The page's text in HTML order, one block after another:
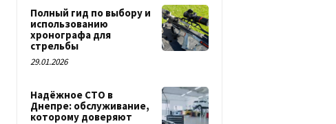
Полный гид по выбору и
использованию
хронографа для
стрельбы
29.01.2026
Надёжное СТО в
Днепре: обслуживание,
которому доверяют